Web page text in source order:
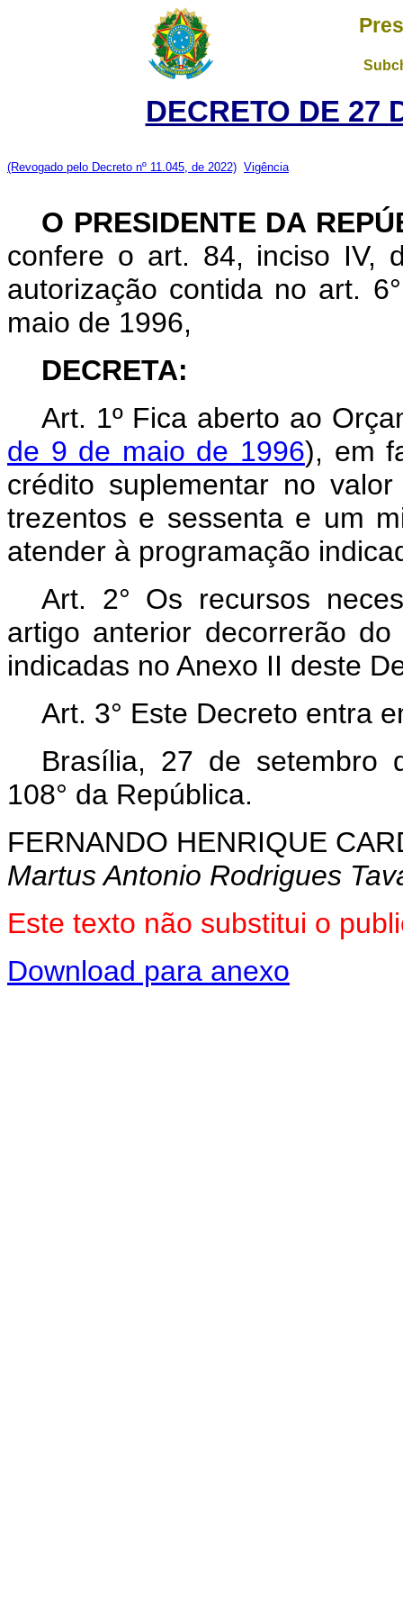
DECRETO DE 27
(Revogado pelo Decreto nº 11.045, de 2022) Vigência
O PRESIDENTE DA
confere o art. 84, inciso IV,
autorização contida no art.
maio de 1996,
DECRETA:
Art. 1º Fica aberto ao
de 9 de maio de 1996), em
crédito suplementar no
trezentos e sessenta e um
atender à programação
Art. 2° Os recursos
artigo anterior decorrerão
indicadas no Anexo II deste
Art. 3° Este Decreto entra
Brasília, 27 de setembro
108° da República.
FERNANDO HENRIQUE
Martus Antonio Rodrigues
Este texto não substitui o
Download para anexo